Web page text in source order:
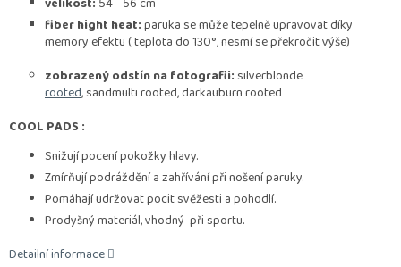
fiber hight heat:paruka se může tepelně upravovat díky
memory efektu ( teplota do 130°, nesmí se překročit výše)
zobrazený odstín na fotografii: silverblonde
rooted, sandmulti rooted, darkauburn rooted
COOL PADS :
Snižují pocení pokožky hlavy.
Zmírňují podráždění a zahřívání při nošení paruky.
Pomáhají udržovat pocit svěžesti a pohodlí.
Prodyšný materiál, vhodný při sportu.
Detailní informace